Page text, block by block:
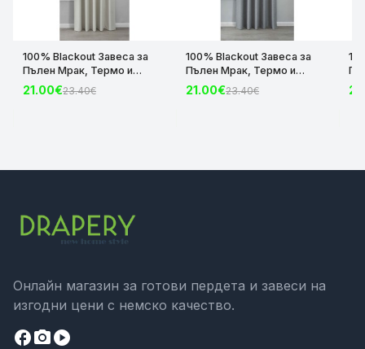
100% Blackout Завеса за
Пълен Мрак, Термо и
Шумоизолираща с коланче
цвят Крем, 175х140 и
21.00€23.40€
100% Blackout Завеса за
Пълен Мрак, Термо и
Шумоизолираща с коланче
цвят Сив, 175х140 и
21.00€23.40€
Онлайн магазин за готови пердета и завеси на
изгодни цени с немско качество.
facebookcamera_altplay_circle